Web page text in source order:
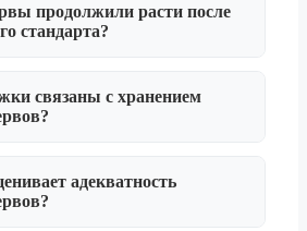
продолжили расти после
стандарта?
связаны с хранением
адекватность